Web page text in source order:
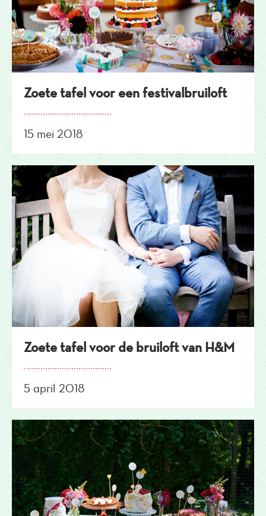
Zoete tafel voor een festivalbruiloft
15 mei 2018
Zoete tafel voor de bruiloft van H&M
5 april 2018